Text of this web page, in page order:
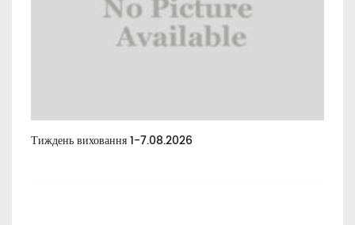
Тиждень виховання 1-7.08.2026